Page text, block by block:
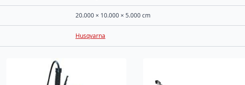
20.000 × 10.000 × 5.000 cm
Husqvarna